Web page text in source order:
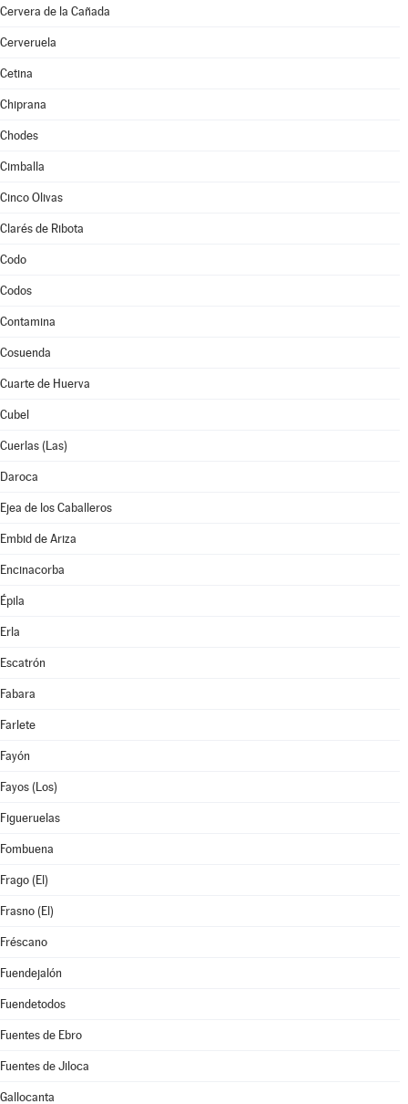
Cervera de la Cañada
Cerveruela
Cetina
Chiprana
Chodes
Cimballa
Cinco Olivas
Clarés de Ribota
Codo
Codos
Contamina
Cosuenda
Cuarte de Huerva
Cubel
Cuerlas (Las)
Daroca
Ejea de los Caballeros
Embid de Ariza
Encinacorba
Épila
Erla
Escatrón
Fabara
Farlete
Fayón
Fayos (Los)
Figueruelas
Fombuena
Frago (El)
Frasno (El)
Fréscano
Fuendejalón
Fuendetodos
Fuentes de Ebro
Fuentes de Jiloca
Gallocanta